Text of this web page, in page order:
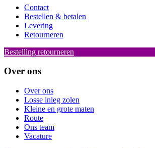
Contact
Bestellen & betalen
Levering
Retourneren
Bestelling retourneren
Over ons
Over ons
Losse inleg zolen
Kleine en grote maten
Route
Ons team
Vacature